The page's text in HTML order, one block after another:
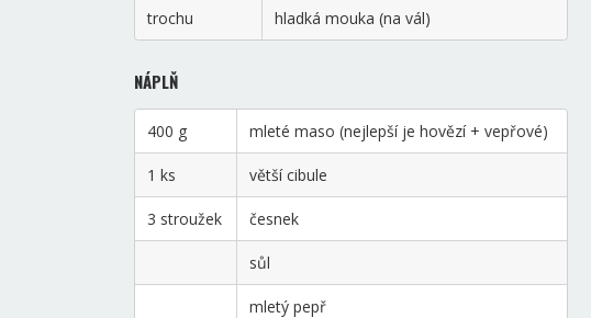
trochu hladká mouka (na vál)
NÁPLŇ
400 g mleté maso (nejlepší je hovězí + vepřové)
1 ks větší cibule
3 stroužek česnek
sůl
mletý pepř